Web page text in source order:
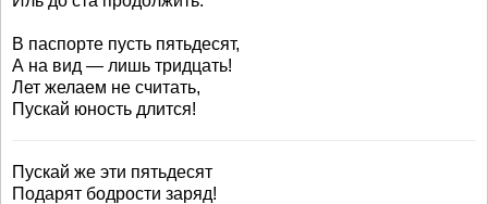
В паспорте пусть пятьдесят,
А на вид — лишь тридцать!
Лет желаем не считать,
Пускай юность длится!
Пускай же эти пятьдесят
Подарят бодрости заряд!